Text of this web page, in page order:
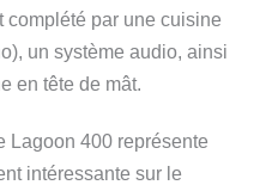
complété par une cuisine
un système audio, ainsi
en tête de mât.
Lagoon 400 représente
intéressante sur le